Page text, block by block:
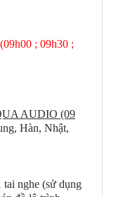
(09h00 ; 09h30 ;
AUDIO (09
Hàn, Nhật,
nghe (sử dụng